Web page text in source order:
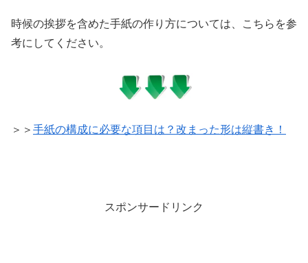
時候の挨拶を含めた手紙の作り方については、こちらを参
考にしてください。
＞＞ 手紙の構成に必要な項目は？改まった形は縦書き！
スポンサードリンク